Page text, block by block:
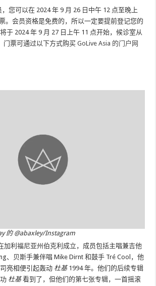
您可以在 2024 年 9 月 26 日中午 12 点至晚上
。会员资格是免费的，所以一定要提前登记您的
于 2024 年 9 月 27 日上午 11 点开始，候诊室从
门票可通过以下方式购买GoLive Asia 的门户网
的 @abaxley/Instagram
加利福尼亚州伯克利成立，成员包括主唱兼吉他
、贝斯手兼伴唱 Mike Dirnt 和鼓手 Tré Cool，他
亮相便引起轰动 杜基1994 年。他们的后续专辑
杜基看到了，但他们的第七张专辑，一首摇滚